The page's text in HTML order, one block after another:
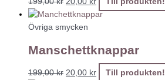
Övriga smycken
Manschettknappar
199,00kr 20,00 kr Till produkten!